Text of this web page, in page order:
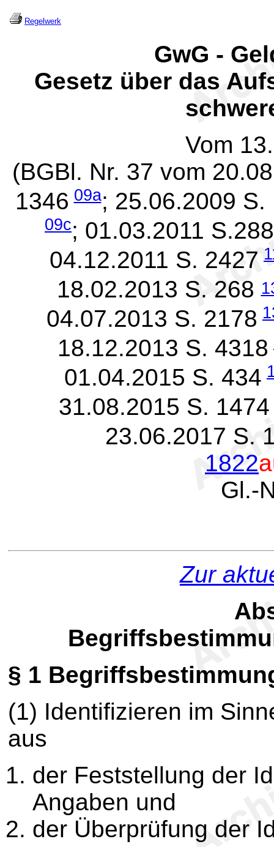
Regelwerk
GwG -
Gesetz über das
Vom
(BGBl. Nr. 37 vom
1346 09a; 25.06.2009
09c; 01.03.2011 S.288
04.12.2011 S. 2427
18.02.2013 S. 268
04.07.2013 S. 2178
18.12.2013 S. 4318
01.04.2015 S. 434
31.08.2015 S. 1474
23.06.2017 S.
1822
Gl.-
Zur
§ 1
(1) Identifizieren im
aus
der Feststellung der
Angaben und
der Überprüfung der